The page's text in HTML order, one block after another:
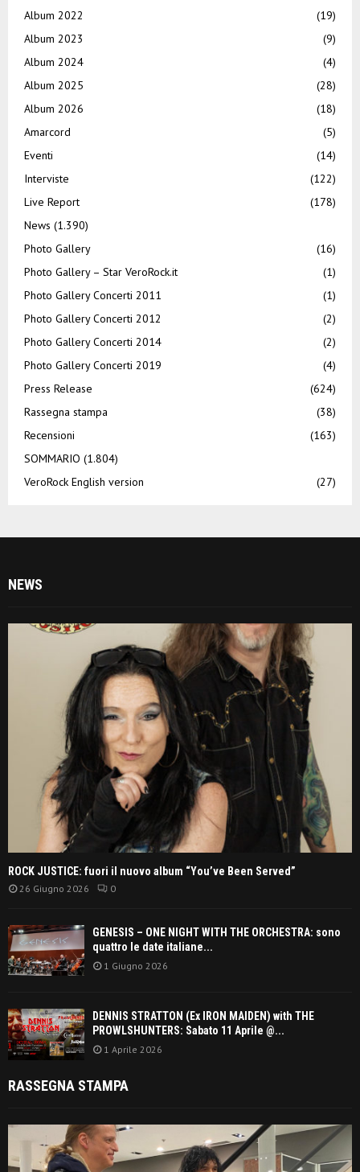
Album 2022
(19)
Album 2023
(9)
Album 2024
(4)
Album 2025
(28)
Album 2026
(18)
Amarcord
(5)
Eventi
(14)
Interviste
(122)
Live Report
(178)
News (1.390)
Photo Gallery
(16)
Photo Gallery – Star VeroRock.it
(1)
Photo Gallery Concerti 2011
(1)
Photo Gallery Concerti 2012
(2)
Photo Gallery Concerti 2014
(2)
Photo Gallery Concerti 2019
(4)
Press Release
(624)
Rassegna stampa
(38)
Recensioni
(163)
SOMMARIO (1.804)
VeroRock English version
(27)
NEWS
ROCK JUSTICE: fuori il nuovo album “You’ve Been Served”
26 Giugno 2026 0
GENESIS – ONE NIGHT WITH THE ORCHESTRA: sono
quattro le date italiane...
1 Giugno 2026
DENNIS STRATTON (Ex IRON MAIDEN) with THE
PROWLSHUNTERS: Sabato 11 Aprile @...
1 Aprile 2026
RASSEGNA STAMPA